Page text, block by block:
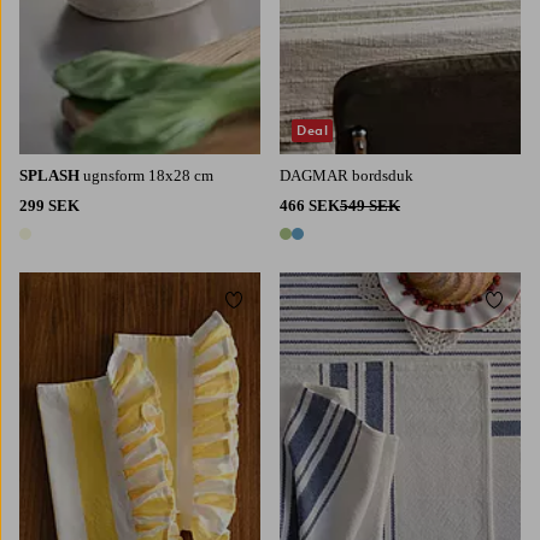
SPLASH ugnsform 18x28 cm
299 SEK
DAGMAR bordsduk
466 SEK549 SEK
2 färger
Deal
Lägg till i favoriter Lägg